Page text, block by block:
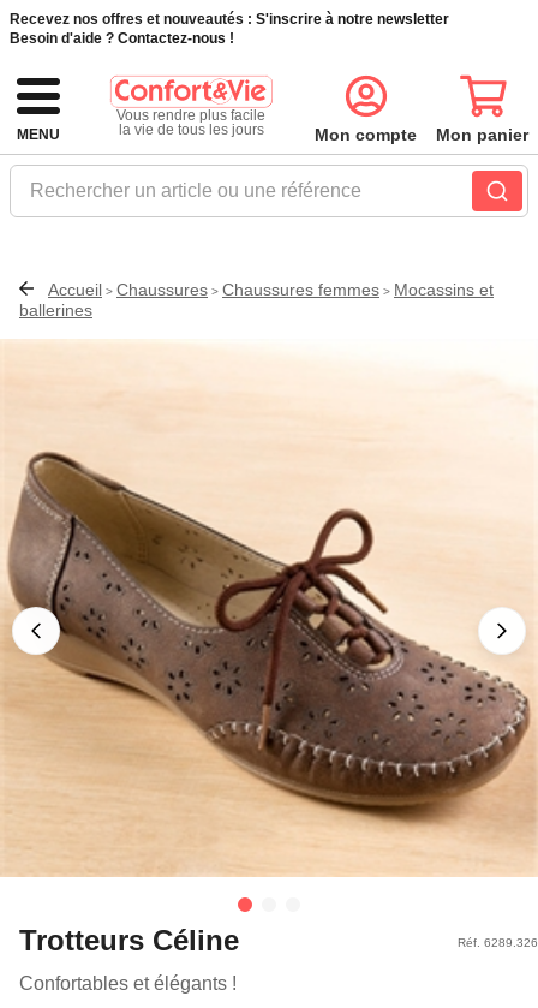
Recevez nos offres et nouveautés : S'inscrire à notre newsletter
Besoin d'aide ? Contactez-nous !
MENU
Vous rendre plus facile
la vie de tous les jours
Rechercher un article ou une référence
Mon compte Mon panier
Accueil > Chaussures > Chaussures femmes > Mocassins et
ballerines
Trotteurs Céline
Confortables et élégants !
Réf. 6289.326